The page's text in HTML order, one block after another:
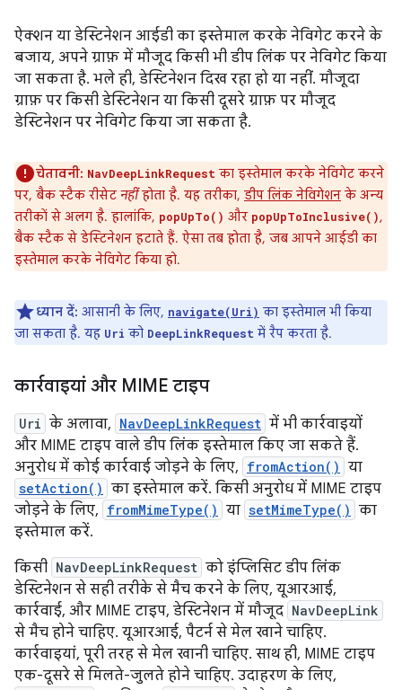
ऐक्शन या डेस्टिनेशन आईडी का इस्तेमाल करके नेविगेट करने के
बजाय, अपने ग्राफ़ में मौजूद किसी भी डीप लिंक पर नेविगेट किया
जा सकता है. भले ही, डेस्टिनेशन दिख रहा हो या नहीं. मौजूदा
ग्राफ़ पर किसी डेस्टिनेशन या किसी दूसरे ग्राफ़ पर मौजूद
डेस्टिनेशन पर नेविगेट किया जा सकता है.
चेतावनी: NavDeepLinkRequest का इस्तेमाल करके नेविगेट करने
पर, बैक स्टैक रीसेट नहींहोता है. यह तरीका, डीप लिंक नेविगेशन के अन्य
तरीकों से अलग है. हालांकि, popUpTo() और popUpToInclusive(),
बैक स्टैक से डेस्टिनेशन हटाते हैं. ऐसा तब होता है, जब आपने आईडी का
इस्तेमाल करके नेविगेट किया हो.
ध्यान दें: आसानी के लिए, navigate(Uri) का इस्तेमाल भी किया
जा सकता है. यह Uri को DeepLinkRequest में रैप करता है.
कार्रवाइयां और MIME टाइप
Uri के अलावा, NavDeepLinkRequest में भी कार्रवाइयों
और MIME टाइप वाले डीप लिंक इस्तेमाल किए जा सकते हैं.
अनुरोध में कोई कार्रवाई जोड़ने के लिए, fromAction() या
setAction() का इस्तेमाल करें. किसी अनुरोध में MIME टाइप
जोड़ने के लिए, fromMimeType() या setMimeType() का
इस्तेमाल करें.
किसी NavDeepLinkRequest को इंप्लिसिट डीप लिंक
डेस्टिनेशन से सही तरीके से मैच करने के लिए, यूआरआई,
कार्रवाई, और MIME टाइप, डेस्टिनेशन में मौजूद NavDeepLink
से मैच होने चाहिए. यूआरआई, पैटर्न से मेल खाने चाहिए.
कार्रवाइयां, पूरी तरह से मेल खानी चाहिए. साथ ही, MIME टाइप
एक-दूसरे से मिलते-जुलते होने चाहिए. उदाहरण के लिए,